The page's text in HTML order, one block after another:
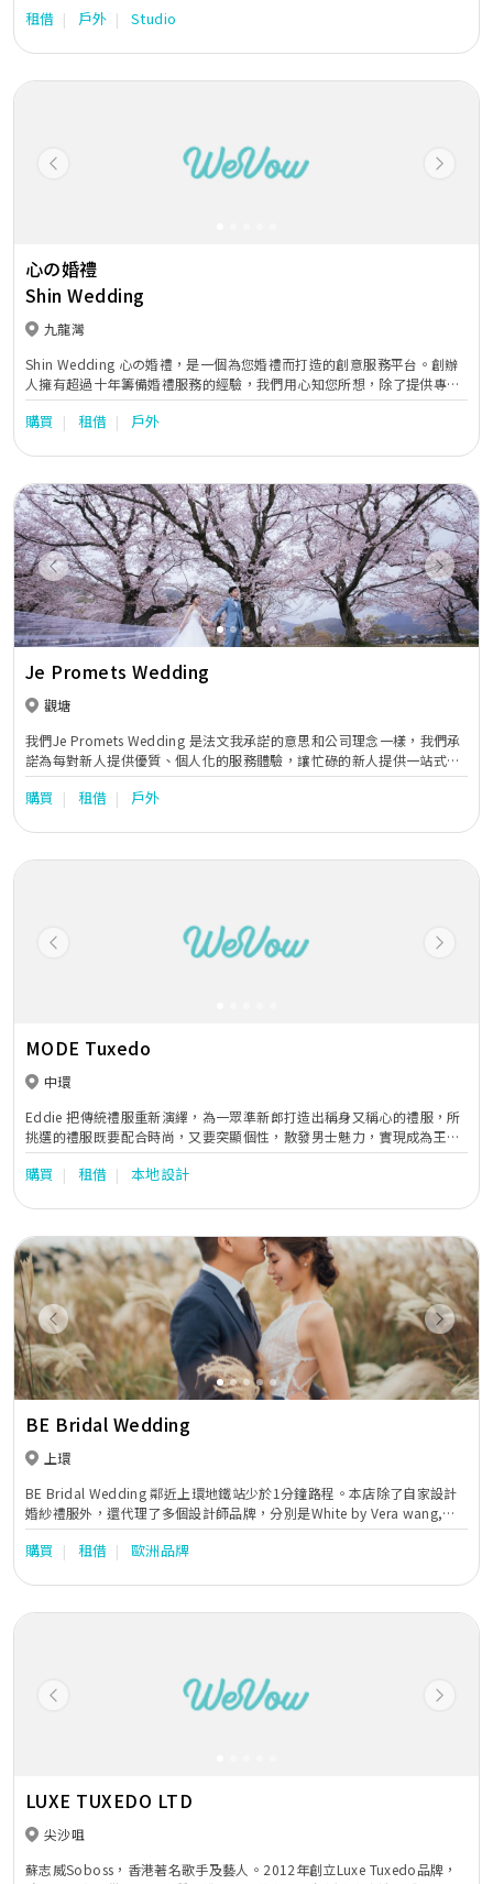
準新人不論是外影或在最特別的大日子中，都成為最耀眼最特別的男女主
租借 戶外 Studio
Previous Next
心の婚禮
Shin Wedding
九龍灣
Shin Wedding 心の婚禮，是一個為您婚禮而打造的創意服務平台。創辦
人擁有超過十年籌備婚禮服務的經驗，我們用心知您所想，除了提供專業
意見外，更為您搜索婚禮需要的每一個細節，務求令每一對準新人可選擇
到最合適和貼身的婚禮服務。
購買 租借 戶外
Previous Next
Je Promets Wedding
觀塘
我們Je Promets Wedding 是法文我承諾的意思和公司理念一樣，我們承
諾為每對新人提供優質、個人化的服務體驗，讓忙碌的新人提供一站式服
務，如婚紗租借、攝錄化妝服務等，為你們打造專屬的婚禮，擁有難忘回
憶。
購買 租借 戶外
Previous Next
MODE Tuxedo
中環
Eddie 把傳統禮服重新演繹，為一眾準新郎打造出稱身又稱心的禮服，所
挑選的禮服既要配合時尚，又要突顯個性，散發男士魅力，實現成為王子
的美夢；Eddie 一直對禮服有一份熱誠與執著，希望與一眾準新郎一同追
尋他們心中的完美禮服，傳承優質服務的宗旨，MODE成為準新郎們心目
購買 租借 本地設計
Previous Next
BE Bridal Wedding
上環
BE Bridal Wedding 鄰近上環地鐵站少於1分鐘路程。本店除了自家設計
婚紗禮服外，還代理了多個設計師品牌，分別是White by Vera wang,
ElSYEE, Lanesta, Armonia, Cizzy Bridal 來自美國，意大利，烏克蘭，
澳洲等品牌設計師婚紗。本店所有package可以分開pre wedding和
試身。
購買 租借 歐洲品牌
Previous Next
LUXE TUXEDO LTD
尖沙咀
蘇志威Soboss，香港著名歌手及藝人。2012年創立Luxe Tuxedo品牌，